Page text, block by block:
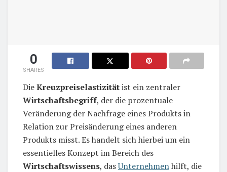
0
SHARES
DieKreuzpreiselastizitätist ein zentraler
Wirtschaftsbegriff, der die prozentuale
Veränderung der Nachfrage eines Produkts in
Relation zur Preisänderung eines anderen
Produkts misst. Es handelt sich hierbei um ein
essentielles Konzept im Bereich des
Wirtschaftswissens, dasUnternehmenhilft, die